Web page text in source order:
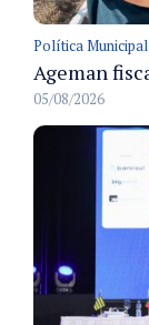
Política Municipal
05/08/2026